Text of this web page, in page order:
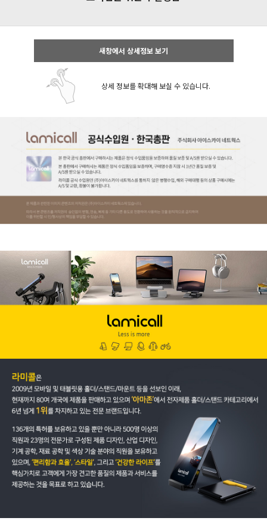
새창에서 상세정보 보기
상세 정보를 확대해 보실 수 있습니다.